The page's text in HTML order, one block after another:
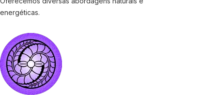
energéticas.